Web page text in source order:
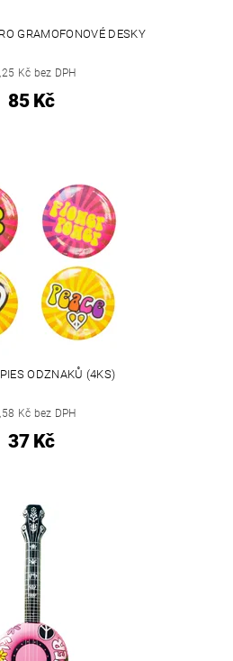
GRAMOFONOVÉ DESKY
Kč bez DPH
85 Kč
ODZNAKŮ (4KS)
Kč bez DPH
37 Kč